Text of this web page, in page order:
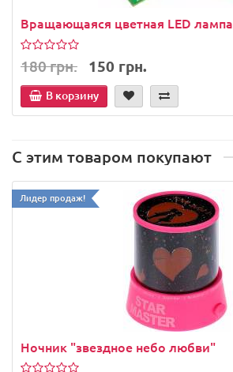
Вращающаяся цветная LED лампа
180 грн. 150 грн.
В корзину
С этим товаром покупают
Лидер продаж!
Ночник "звездное небо любви"